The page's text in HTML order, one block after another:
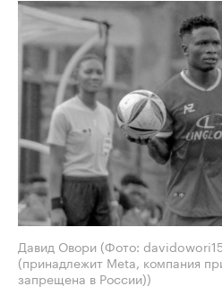
Давид Овори (Фото:
(принадлежит Meta, компания
запрещена в России))